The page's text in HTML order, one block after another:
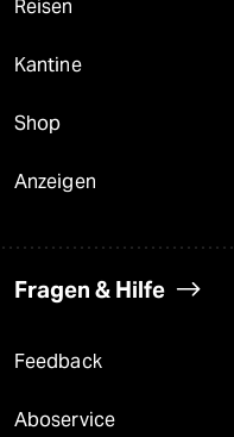
Reisen
Kantine
Shop
Anzeigen
Fragen & Hilfe
Feedback
Aboservice